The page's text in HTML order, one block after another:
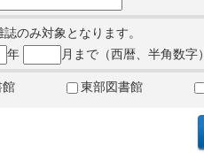
のみ対象となります。
年 月まで（西暦、半角数字）
館 東部図書館